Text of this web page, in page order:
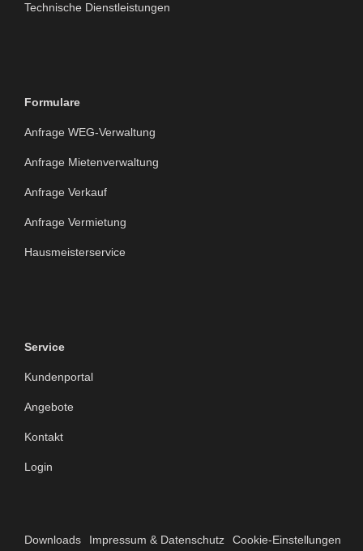
Technische Dienstleistungen
Formulare
Anfrage WEG-Verwaltung
Anfrage Mietenverwaltung
Anfrage Verkauf
Anfrage Vermietung
Hausmeisterservice
Service
Kundenportal
Angebote
Kontakt
Login
Downloads Impressum & Datenschutz Cookie-Einstellungen